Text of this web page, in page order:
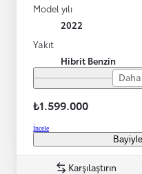
Model yılı
2022
Yakıt
Hibrit Benzin
₺1.599.000
İncele
Karşılaştırın